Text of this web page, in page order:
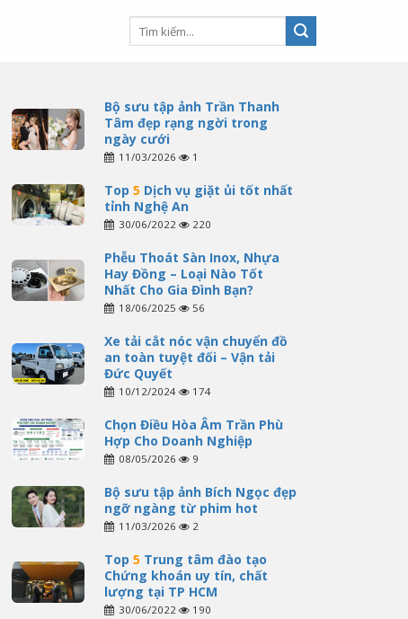
Bộ sưu tập ảnh Trần Thanh
Tâm đẹp rạng ngời trong
ngày cưới
11/03/2026 1
Top 5 Dịch vụ giặt ủi tốt nhất
tỉnh Nghệ An
30/06/2022 220
Phễu Thoát Sàn Inox, Nhựa
Hay Đồng – Loại Nào Tốt
Nhất Cho Gia Đình Bạn?
18/06/2025 56
Xe tải cắt nóc vận chuyển đồ
an toàn tuyệt đối – Vận tải
Đức Quyết
10/12/2024 174
Chọn Điều Hòa Âm Trần Phù
Hợp Cho Doanh Nghiệp
08/05/2026 9
Bộ sưu tập ảnh Bích Ngọc đẹp
ngỡ ngàng từ phim hot
11/03/2026 2
Top 5 Trung tâm đào tạo
Chứng khoán uy tín, chất
lượng tại TP HCM
30/06/2022 190